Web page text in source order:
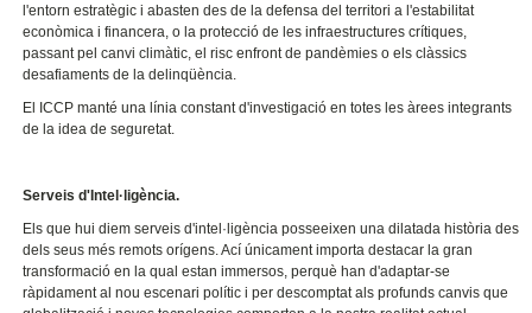
l'entorn estratègic i abasten des de la defensa del territori a l'estabilitat
econòmica i financera, o la protecció de les infraestructures crítiques,
passant pel canvi climàtic, el risc enfront de pandèmies o els clàssics
desafiaments de la delinqüència.
El ICCP manté una línia constant d'investigació en totes les àrees integrants
de la idea de seguretat.
Serveis d'Intel·ligència.
Els que hui diem serveis d'intel·ligència posseeixen una dilatada història des
dels seus més remots orígens. Ací únicament importa destacar la gran
transformació en la qual estan immersos, perquè han d'adaptar-se
ràpidament al nou escenari polític i per descomptat als profunds canvis que